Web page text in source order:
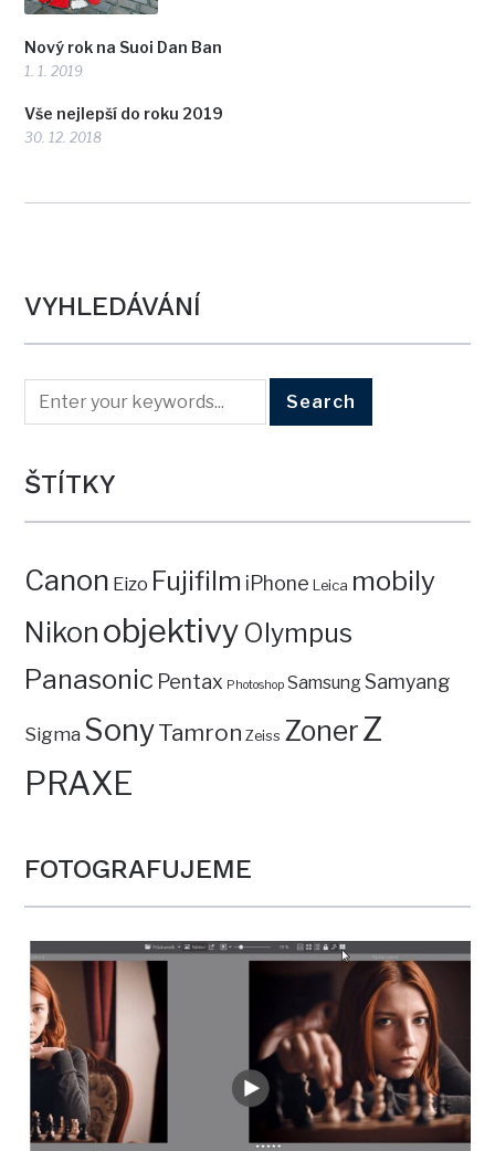
Nový rok na Suoi Dan Ban
1. 1. 2019
Vše nejlepší do roku 2019
30. 12. 2018
VYHLEDÁVÁNÍ
ŠTÍTKY
Canon Eizo Fujifilm iPhone Leica mobily
Nikon objektivy Olympus
Panasonic Pentax Photoshop SamsungSamyang
Sigma SonyTamron Zeiss ZonerZ
PRAXE
FOTOGRAFUJEME